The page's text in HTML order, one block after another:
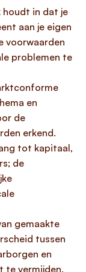
houdt in dat je
aan je eigen
voorwaarden
problemen te
en
de
erkend.
tot kapitaal,
de
gemaakte
tussen
en
te vermijden.